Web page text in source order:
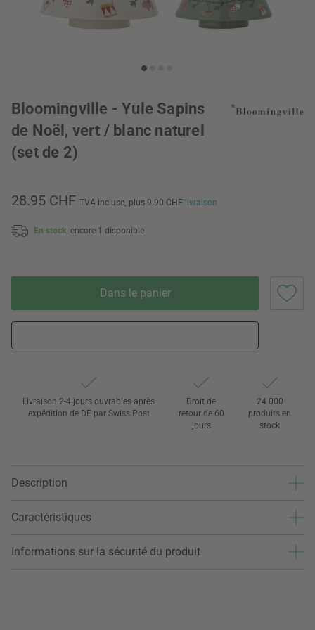
Bloomingville - Yule Sapins
de Noël, vert / blanc naturel
(set de 2)
28.95 CHF TVA incluse, plus 9.90 CHF livraison
En stock, encore 1 disponible
Dans le panier
Livraison 2-4 jours ouvrables après
expédition de DE par Swiss Post
Droit de
retour de 60
jours
24 000
produits en
stock
Description
Caractéristiques
Informations sur la sécurité du produit